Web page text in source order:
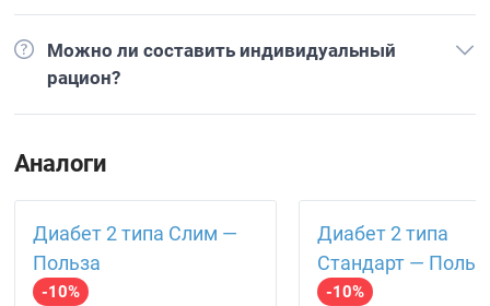
Можно ли составить индивидуальный
рацион?
Аналоги
Диабет 2 типа Слим —
Польза
-10%
Диабет 2 типа
Стандарт —
-10%